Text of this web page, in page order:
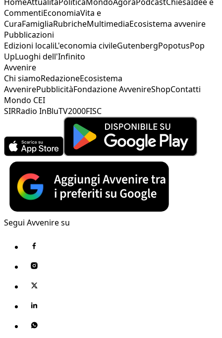
CommentiEconomiaVita e
CuraFamigliaRubricheMultimediaEcosistema avvenire
Pubblicazioni
Edizioni localiL'economia civileGutenbergPopotusPop
UpLuoghi dell'Infinito
Avvenire
Chi siamoRedazioneEcosistema
AvvenirePubblicitàFondazione AvvenireShopContatti
Mondo CEI
SIRRadio InBluTV2000FISC
Segui Avvenire su